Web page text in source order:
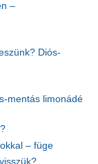
–
Diós-
mentás limonádé
– füge